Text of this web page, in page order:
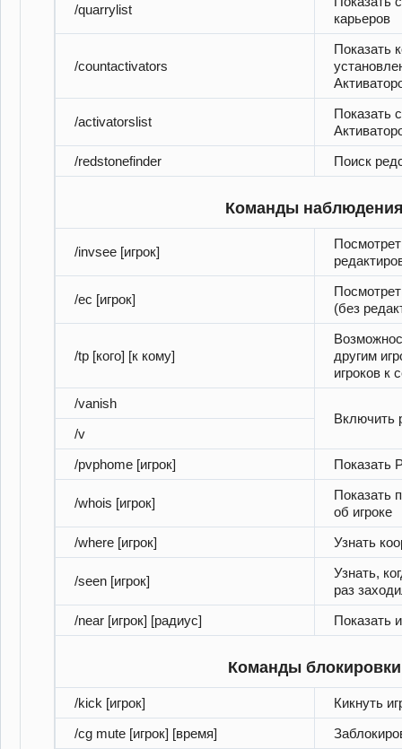
/quarrylist
карьеров
/countactivators
Показать
/activatorslist
Показать
/redstonefinder
Поиск
Команды
/invsee [игрок]
/ec [игрок]
(без
/tp [кого] [к кому]
другим
игроков к
/vanish
Включить
/v
/pvphome [игрок]
Показать
/whois [игрок]
Показать
об игроке
/where [игрок]
Узнать
/seen [игрок]
Узнать,
раз
/near [игрок] [радиус]
Показать
Команды блокировки
/kick [игрок]
Кикнуть
/cg mute [игрок] [время]